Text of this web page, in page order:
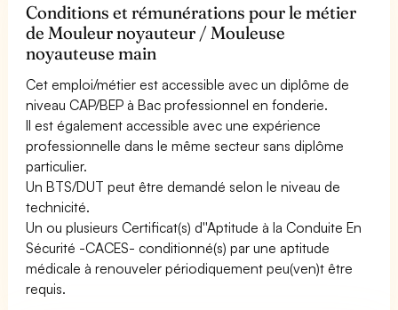
Conditions et rémunérations pour le métier
de Mouleur noyauteur / Mouleuse
noyauteuse main
Cet emploi/métier est accessible avec un diplôme de
niveau CAP/BEP à Bac professionnel en fonderie.
Il est également accessible avec une expérience
professionnelle dans le même secteur sans diplôme
particulier.
Un BTS/DUT peut être demandé selon le niveau de
technicité.
Un ou plusieurs Certificat(s) d''Aptitude à la Conduite En
Sécurité -CACES- conditionné(s) par une aptitude
médicale à renouveler périodiquement peu(ven)t être
requis.